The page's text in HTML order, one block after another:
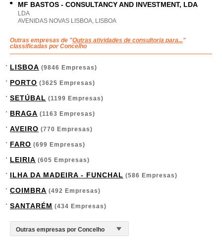
MF BASTOS - CONSULTANCY AND INVESTMENT, LDA
LDA
AVENIDAS NOVAS LISBOA, LISBOA
Outras empresas de "Outras atividades de consultoria para..."
classificadas por Concelho
LISBOA (9846 Empresas)
PORTO (3625 Empresas)
SETÚBAL (1199 Empresas)
BRAGA (1163 Empresas)
AVEIRO (770 Empresas)
FARO (699 Empresas)
LEIRIA (605 Empresas)
ILHA DA MADEIRA - FUNCHAL (586 Empresas)
COIMBRA (492 Empresas)
SANTARÉM (434 Empresas)